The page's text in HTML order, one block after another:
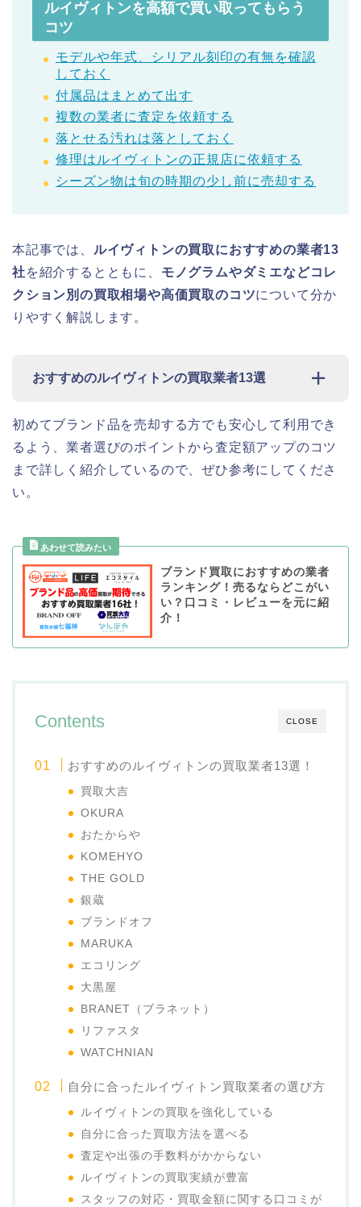
ルイヴィトンを高額で買い取ってもらう
コツ
モデルや年式、シリアル刻印の有無を確認
しておく
付属品はまとめて出す
複数の業者に査定を依頼する
落とせる汚れは落としておく
修理はルイヴィトンの正規店に依頼する
シーズン物は旬の時期の少し前に売却する
本記事では、 ルイヴィトンの買取におすすめの業者13
社を紹介するとともに、 モノグラムやダミエなどコレ
クション別の買取相場や高価買取のコツについて分か
りやすく解説します。
おすすめのルイヴィトンの買取業者13選
初めてブランド品を売却する方でも安心して利用でき
るよう、業者選びのポイントから査定額アップのコツ
まで詳しく紹介しているので、ぜひ参考にしてくださ
い。
ブランド買取におすすめの業者
ランキング！売るならどこがい
い？口コミ・レビューを元に紹
介！
CLOSE
Contents
おすすめのルイヴィトンの買取業者13選！
買取大吉
OKURA
おたからや
KOMEHYO
THE GOLD
銀蔵
ブランドオフ
MARUKA
エコリング
大黒屋
BRANET（ブラネット）
リファスタ
WATCHNIAN
自分に合ったルイヴィトン買取業者の選び方
ルイヴィトンの買取を強化している
自分に合った買取方法を選べる
査定や出張の手数料がかからない
ルイヴィトンの買取実績が豊富
スタッフの対応・買取金額に関する口コミが